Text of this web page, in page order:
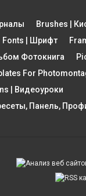
Brushes |
Fonts | Шрифт
Фотокнига
For
| Видеоуроки
Панель,